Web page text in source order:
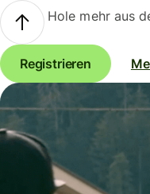
Hole mehr aus
Registrieren